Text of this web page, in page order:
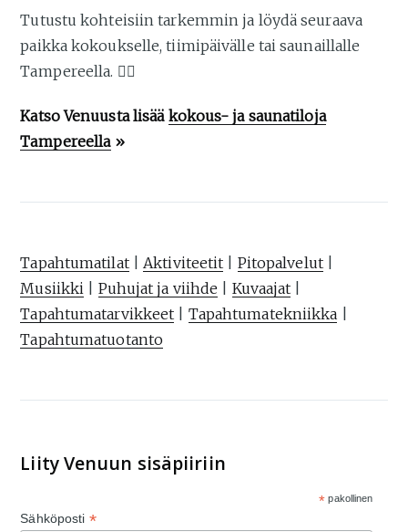
Tutustu kohteisiin tarkemmin ja löydä seuraava
paikka kokoukselle, tiimipäivälle tai saunaillalle
Tampereella. 🧖‍♀️
Katso Venuusta lisää kokous- ja saunatiloja
Tampereella»
Tapahtumatilat| Aktiviteetit Pitopalvelut|
Musiikki
Puhujat ja viihde Kuvaajat
Tapahtumatarvikkeet
Tapahtumatekniikka
Tapahtumatuotanto
Liity Venuun sisäpiiriin
* pakollinen
Sähköposti *